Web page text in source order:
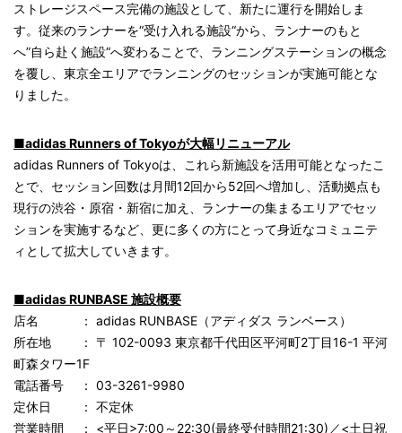
ストレージスペース完備の施設として、新たに運行を開始しま
す。従来のランナーを“受け入れる施設“から、ランナーのもと
へ”自ら赴く施設“へ変わることで、ランニングステーションの概念
を覆し、東京全エリアでランニングのセッションが実施可能とな
りました。
■adidas Runners of Tokyoが大幅リニューアル
adidas Runners of Tokyoは、これら新施設を活用可能となったこ
とで、セッション回数は月間12回から52回へ増加し、活動拠点も
現行の渋谷・原宿・新宿に加え、ランナーの集まるエリアでセッ
ションを実施するなど、更に多くの方にとって身近なコミュニテ
ィとして拡大していきます。
■adidas RUNBASE 施設概要
店名 ： adidas RUNBASE（アディダス ランベース）
所在地 ： 〒 102-0093 東京都千代田区平河町2丁目16-1 平河
町森タワー1F
電話番号 ： 03-3261-9980
定休日 ： 不定休
営業時間 ： <平日>7:00～22:30(最終受付時間21:30)／<土日祝